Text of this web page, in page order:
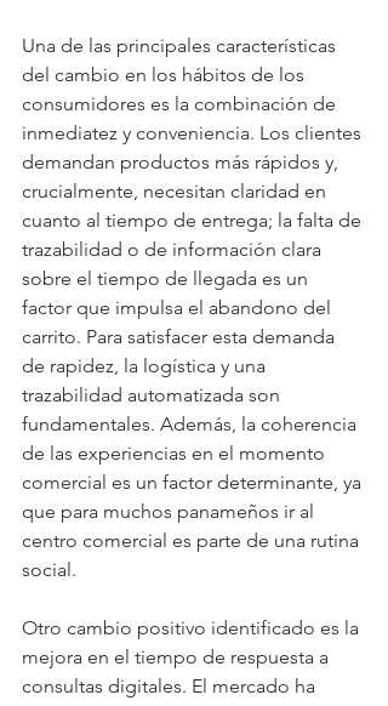
Una de las principales características
del cambio en los hábitos de los
consumidores es la combinación de
inmediatez y conveniencia. Los clientes
demandan productos más rápidos y,
crucialmente, necesitan claridad en
cuanto al tiempo de entrega; la falta de
trazabilidad o de información clara
sobre el tiempo de llegada es un
factor que impulsa el abandono del
carrito. Para satisfacer esta demanda
de rapidez, la logística y una
trazabilidad automatizada son
fundamentales. Además, la coherencia
de las experiencias en el momento
comercial es un factor determinante, ya
que para muchos panameños ir al
centro comercial es parte de una rutina
social.
Otro cambio positivo identificado es la
mejora en el tiempo de respuesta a
consultas digitales. El mercado ha